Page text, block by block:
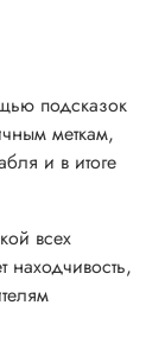
подсказок
меткам,
и в итоге
всех
находчивость,